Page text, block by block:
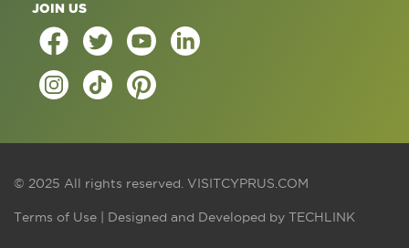
JOIN US
© 2025 All rights reserved. VISITCYPRUS.COM
Terms of Use | Designed and Developed by TECHLINK